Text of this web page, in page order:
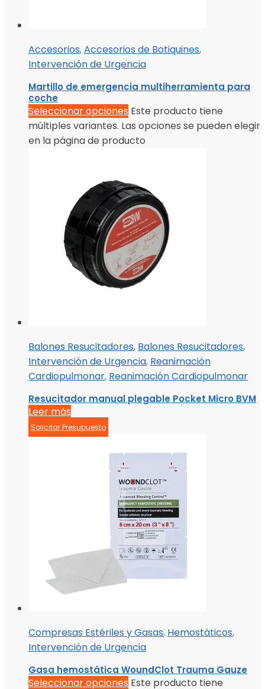
Accesorios,Accesorios de Botiquines,
Intervención de Urgencia
Martillo de emergencia multiherramienta para
coche
Seleccionar opciones Este producto tiene
múltiples variantes. Las opciones se pueden elegir
en la página de producto
Balones Resucitadores, Balones Resucitadores,
Intervención de Urgencia, Reanimación
Cardiopulmonar, Reanimación Cardiopulmonar
Resucitador manual plegable Pocket Micro BVM
Leer más
Solicitar Presupuesto
Compresas Estériles y Gasas, Hemostáticos,
Intervención de Urgencia
Gasa hemostática WoundClot Trauma Gauze
Seleccionar opciones Este producto tiene